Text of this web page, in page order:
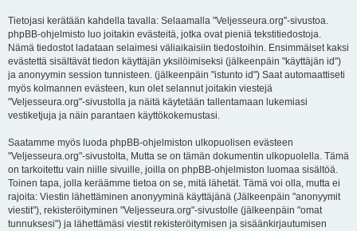
Tietojasi kerätään kahdella tavalla: Selaamalla "Veljesseura.org"-sivustoa.
phpBB-ohjelmisto luo joitakin evästeitä, jotka ovat pieniä tekstitiedostoja.
Nämä tiedostot ladataan selaimesi väliaikaisiin tiedostoihin. Ensimmäiset kaksi
evästettä sisältävät tiedon käyttäjän yksilöimiseksi (jälkeenpäin "käyttäjän id")
ja anonyymin session tunnisteen. (jälkeenpäin "istunto id") Saat automaattiseti
myös kolmannen evästeen, kun olet selannut joitakin viestejä
"Veljesseura.org"-sivustolla ja näitä käytetään tallentamaan lukemiasi
vestiketjuja ja näin parantaen käyttökokemustasi.
Saatamme myös luoda phpBB-ohjelmiston ulkopuolisen evästeen
"Veljesseura.org"-sivustolta, Mutta se on tämän dokumentin ulkopuolella. Tämä
on tarkoitettu vain niille sivuille, joilla on phpBB-ohjelmiston luomaa sisältöä.
Toinen tapa, jolla keräämme tietoa on se, mitä lähetät. Tämä voi olla, mutta ei
rajoita: Viestin lähettäminen anonyyminä käyttäjänä (Jälkeenpäin "anonyymit
viestit"), rekisteröityminen "Veljesseura.org"-sivustolle (jälkeenpäin "omat
tunnuksesi") ja lähettämäsi viestit rekisteröitymisen ja sisäänkirjautumisen